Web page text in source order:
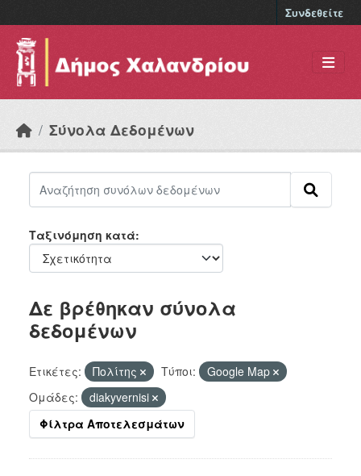
Συνδεθείτε
Σύνολα Δεδομένων
Ταξινόμηση κατά
Δε βρέθηκαν σύνολα
δεδομένων
Ετικέτες: Πολίτης Τύποι:
Google Map
Ομάδες:
diakyvernisi
Φίλτρα Αποτελεσμάτων